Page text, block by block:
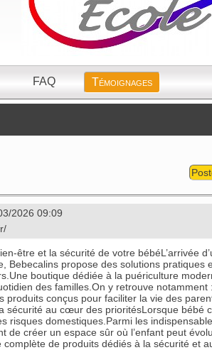
FAQ Témoignages
2026 09:09
être et la sécurité de votre bébéL’arrivée
propose des solutions
boutique dédiée à la puériculture
des familles.On y retrouve
produits conçus pour faciliter la vie des
sécurité au cœur des prioritésLorsque
risques domestiques.Parmi les
de créer un espace sûr où l’enfant peut
de produits dédiés à la sécurité et